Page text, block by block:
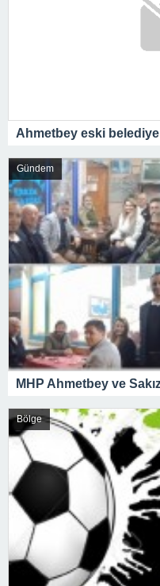
Ahmetbey eski belediye
Gündem
MHP Ahmetbey ve
Bölge